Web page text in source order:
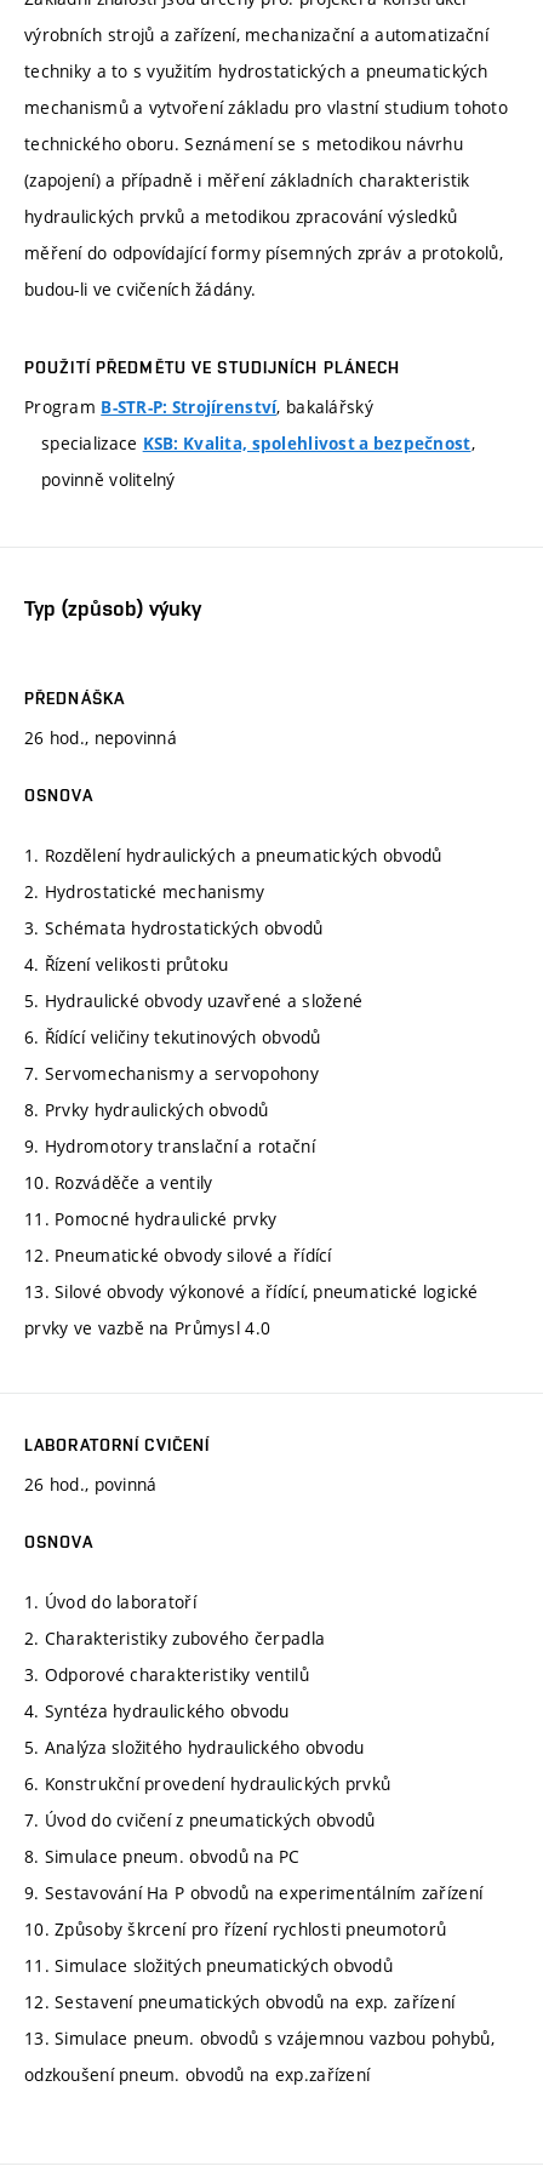
výrobních strojů a zařízení, mechanizační a automatizační
techniky a to s využitím hydrostatických a pneumatických
mechanismů a vytvoření základu pro vlastní studium tohoto
technického oboru. Seznámení se s metodikou návrhu
(zapojení) a případně i měření základních charakteristik
hydraulických prvků a metodikou zpracování výsledků
měření do odpovídající formy písemných zpráv a protokolů,
budou-li ve cvičeních žádány.
POUŽITÍ PŘEDMĚTU VE STUDIJNÍCH PLÁNECH
Program B-STR-P: Strojírenství, bakalářský
specializace KSB: Kvalita, spolehlivost a bezpečnost,
povinně volitelný
Typ (způsob) výuky
PŘEDNÁŠKA
26 hod., nepovinná
OSNOVA
1. Rozdělení hydraulických a pneumatických obvodů
2. Hydrostatické mechanismy
3. Schémata hydrostatických obvodů
4. Řízení velikosti průtoku
5. Hydraulické obvody uzavřené a složené
6. Řídící veličiny tekutinových obvodů
7. Servomechanismy a servopohony
8. Prvky hydraulických obvodů
9. Hydromotory translační a rotační
10. Rozváděče a ventily
11. Pomocné hydraulické prvky
12. Pneumatické obvody silové a řídící
13. Silové obvody výkonové a řídící, pneumatické logické
prvky ve vazbě na Průmysl 4.0
LABORATORNÍ CVIČENÍ
26 hod., povinná
OSNOVA
1. Úvod do laboratoří
2. Charakteristiky zubového čerpadla
3. Odporové charakteristiky ventilů
4. Syntéza hydraulického obvodu
5. Analýza složitého hydraulického obvodu
6. Konstrukční provedení hydraulických prvků
7. Úvod do cvičení z pneumatických obvodů
8. Simulace pneum. obvodů na PC
9. Sestavování Ha P obvodů na experimentálním zařízení
10. Způsoby škrcení pro řízení rychlosti pneumotorů
11. Simulace složitých pneumatických obvodů
12. Sestavení pneumatických obvodů na exp. zařízení
13. Simulace pneum. obvodů s vzájemnou vazbou pohybů,
odzkoušení pneum. obvodů na exp.zařízení